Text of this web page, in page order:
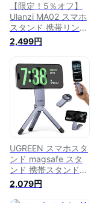
【限定！5％オフ】
Ulanzi MA02 スマホ
スタンド 携帯リング
MagSafe スマホホル
ダー 両面マグネット
強力磁力 アルミ製
超薄型折りたたみ 多
機能角度調整可能 リ
ング付き 1/4" ネジ三
脚マウント 持ち運び
便利 ジム用スマホホ
ルダー
iPhone/Android/三
脚/自撮り棒に対応
2,499円
UGREEN スマホスタ
ンド magsafe スタ
ンド 携帯スタンド
スマホスタンド+手
持ち+三脚接続モー
2,079円